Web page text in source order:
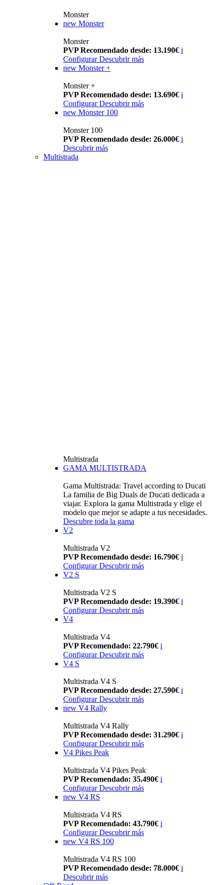
Monster
new Monster
Monster
PVP Recomendado desde: 13.190€ i
Configurar Descubrir más
new Monster +
Monster +
PVP Recomendado desde: 13.690€ i
Configurar Descubrir más
new Monster 100
Monster 100
PVP Recomendado desde: 26.000€ i
Descubrir más
Multistrada
Multistrada
GAMA MULTISTRADA
Gama Multistrada: Travel according to Ducati
La familia de Big Duals de Ducati dedicada a
viajar. Explora la gama Multistrada y elige el
modelo que mejor se adapte a tus necesidades.
Descubre toda la gama
V2
Multistrada V2
PVP Recomendado desde: 16.790€ i
Configurar Descubrir más
V2 S
Multistrada V2 S
PVP Recomendado desde: 19.390€ i
Configurar Descubrir más
V4
Multistrada V4
PVP Recomendado: 22.790€ i
Configurar Descubrir más
V4 S
Multistrada V4 S
PVP Recomendado desde: 27.590€ i
Configurar Descubrir más
new V4 Rally
Multistrada V4 Rally
PVP Recomendado desde: 31.290€ i
Configurar Descubrir más
V4 Pikes Peak
Multistrada V4 Pikes Peak
PVP Recomendado: 35.490€ i
Configurar Descubrir más
new V4 RS
Multistrada V4 RS
PVP Recomendado: 43.790€ i
ConfigurarDescubrir más
new V4 RS 100
Multistrada V4 RS 100
PVP Recomendado desde: 78.000€ i
Descubrir más